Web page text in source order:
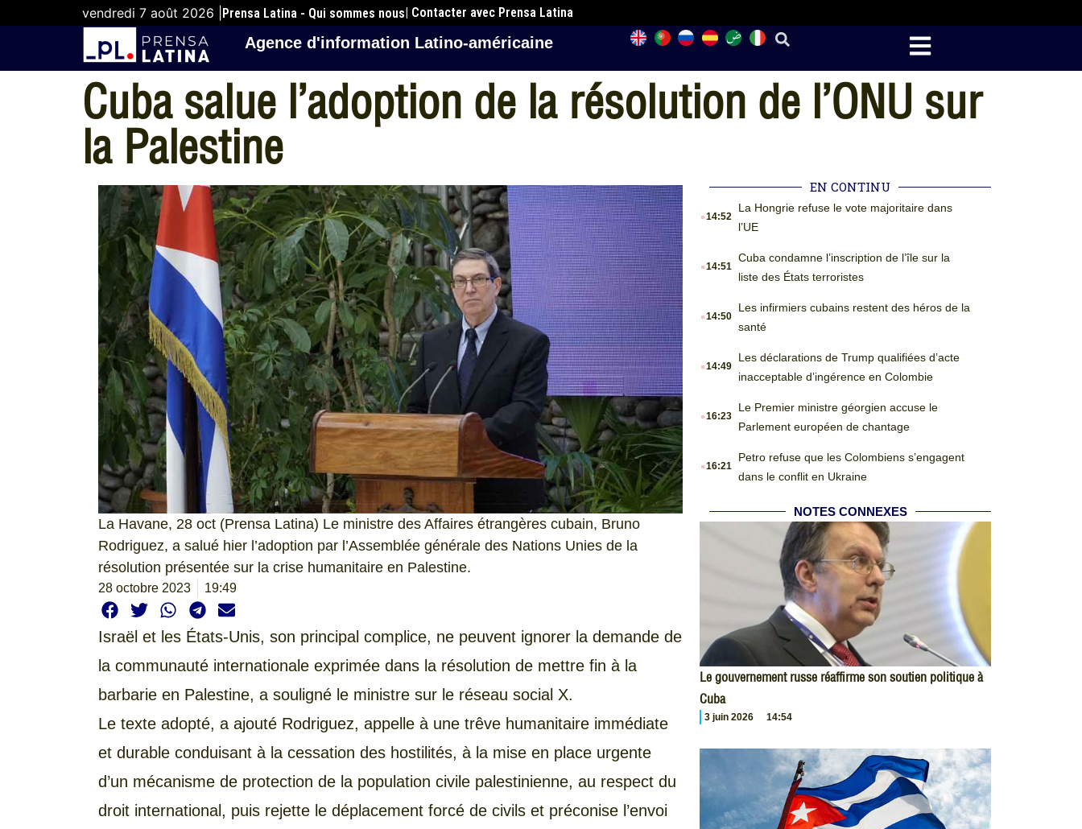
vendredi 7 août 2026 | Prensa Latina - Qui sommes nous| Contacter avec Prensa Latina
Agence d'information Latino-américaine
Cuba salue l’adoption de la résolution de l’ONU sur
la Palestine
La Havane, 28 oct (Prensa Latina) Le ministre des Affaires étrangères cubain, Bruno
Rodriguez, a salué hier l’adoption par l’Assemblée générale des Nations Unies de la
résolution présentée sur la crise humanitaire en Palestine.
28 octobre 2023 19:49
Israël et les États-Unis, son principal complice, ne peuvent ignorer la demande de
la communauté internationale exprimée dans la résolution de mettre fin à la
barbarie en Palestine, a souligné le ministre sur le réseau social X.
Le texte adopté, a ajouté Rodriguez, appelle à une trêve humanitaire immédiate
et durable conduisant à la cessation des hostilités, à la mise en place urgente
d’un mécanisme de protection de la population civile palestinienne, au respect du
droit international, puis rejette le déplacement forcé de civils et préconise l’envoi
EN CONTINU
.14:52
La Hongrie refuse le vote majoritaire dans
l’UE
.14:51
Cuba condamne l’inscription de l’île sur la
liste des États terroristes
.14:50
Les infirmiers cubains restent des héros de la
santé
.14:49
Les déclarations de Trump qualifiées d’acte
inacceptable d’ingérence en Colombie
.16:23
Le Premier ministre géorgien accuse le
Parlement européen de chantage
.16:21
Petro refuse que les Colombiens s’engagent
dans le conflit en Ukraine
NOTES CONNEXES
Le gouvernement russe réaffirme son soutien politique à
Cuba
3 juin 2026 14:54